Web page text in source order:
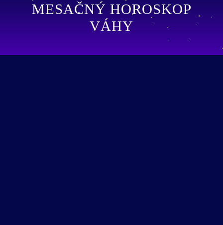
MESAČNÝ HOROSKOP
VÁHY